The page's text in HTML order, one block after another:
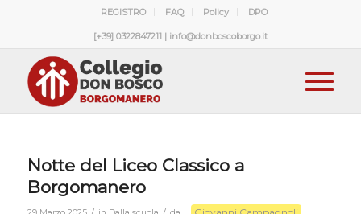
REGISTRO FAQ Policy DPO
[+39] 0322847211 | info@donboscoborgo.it
Notte del Liceo Classico a
Borgomanero